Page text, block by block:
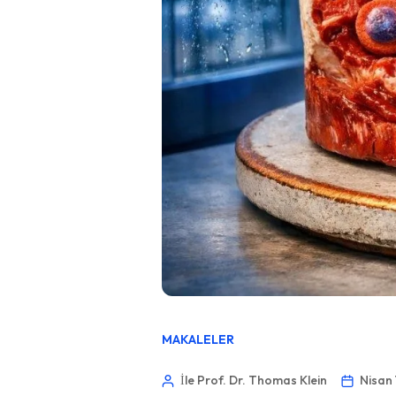
MAKALELER
İle Prof. Dr. Thomas Klein Nisan